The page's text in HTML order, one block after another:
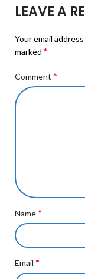
LEAVE A
Your email
marked *
Comment *
Name*
Email *